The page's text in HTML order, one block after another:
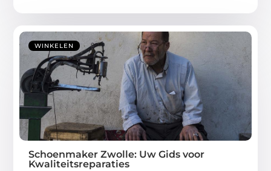
WINKELEN
Schoenmaker Zwolle: Uw Gids voor
Kwaliteitsreparaties